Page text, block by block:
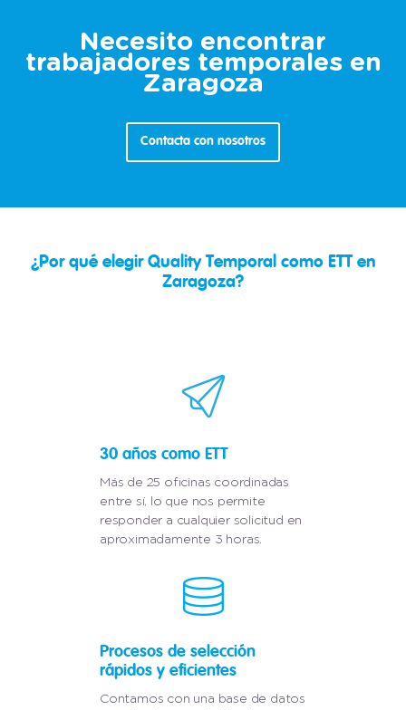
Necesito encontrar
trabajadores temporales en
Zaragoza
Contacta con nosotros
¿Por qué elegir Quality Temporal como ETT en
Zaragoza?
30 años como ETT
Más de 25 oficinas coordinadas
entre sí, lo que nos permite
responder a cualquier solicitud en
aproximadamente 3 horas.
Procesos de selección
rápidos y eficientes
Contamos con una base de datos